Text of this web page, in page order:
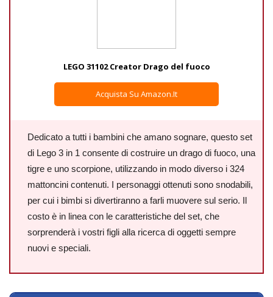
LEGO 31102 Creator Drago del fuoco
Acquista Su Amazon.it
Dedicato a tutti i bambini che amano sognare, questo set
di Lego 3 in 1 consente di costruire un drago di fuoco, una
tigre e uno scorpione, utilizzando in modo diverso i 324
mattoncini contenuti. I personaggi ottenuti sono snodabili,
per cui i bimbi si divertiranno a farli muovere sul serio. Il
costo è in linea con le caratteristiche del set, che
sorprenderà i vostri figli alla ricerca di oggetti sempre
nuovi e speciali.